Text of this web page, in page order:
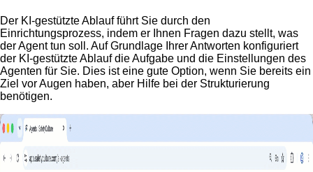
Der KI-gestützte Ablauf führt Sie durch den
Einrichtungsprozess, indem er Ihnen Fragen dazu stellt, was
der Agent tun soll. Auf Grundlage Ihrer Antworten konfiguriert
der KI-gestützte Ablauf die Aufgabe und die Einstellungen des
Agenten für Sie. Dies ist eine gute Option, wenn Sie bereits ein
Ziel vor Augen haben, aber Hilfe bei der Strukturierung
benötigen.